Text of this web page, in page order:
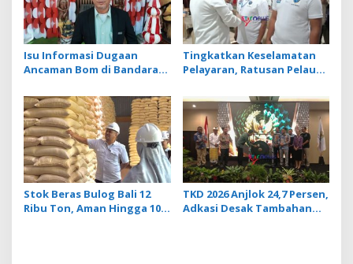
Isu Informasi Dugaan
Ancaman Bom di Bandara
Benar, Operasional
Penerbangan Lancar
Tingkatkan Keselamatan
Pelayaran, Ratusan Pelaut
dan JMPR
Stok Beras Bulog Bali 12
Ribu Ton, Aman Hingga 10
TKD 2026 Anjlok 24,7 Persen,
Adkasi Desak Tambahan